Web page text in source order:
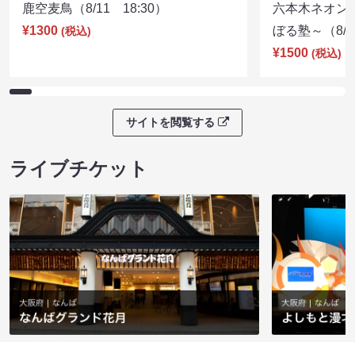
鹿空麦鳥（8/11 18:30）
¥1300 (税込)
六本木ネオン
ぼる塾～（
¥1500 (税込)
サイトを閲覧する
ライブチケット